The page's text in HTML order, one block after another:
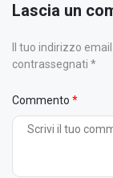
Lascia un
Il tuo indirizzo
contrassegnati *
Commento